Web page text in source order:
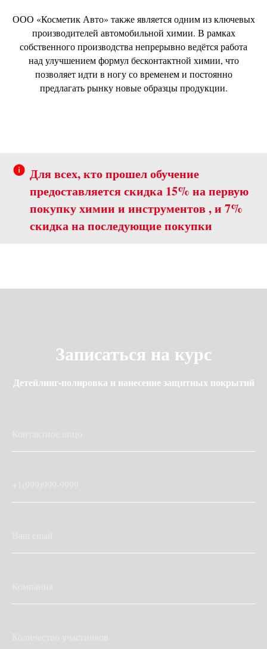
ООО «Косметик Авто» также является одним из ключевых
производителей автомобильной химии. В рамках
собственного производства непрерывно ведётся работа
над улучшением формул бесконтактной химии, что
позволяет идти в ногу со временем и постоянно
предлагать рынку новые образцы продукции.
Для всех, кто прошел обучение
предоставляется скидка 15% на первую
покупку химии и инструментов , и 7%
скидка на последующие покупки
Записаться на курс
Детейлинг-полировка и нанесение защитных покрытий